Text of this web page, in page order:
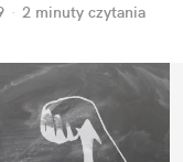
· 2 minuty czytania